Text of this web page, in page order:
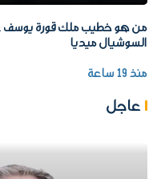
من هو خطيب ملك قورة يوسف
السوشيال ميديا
منذ 19 ساعة
عاجل